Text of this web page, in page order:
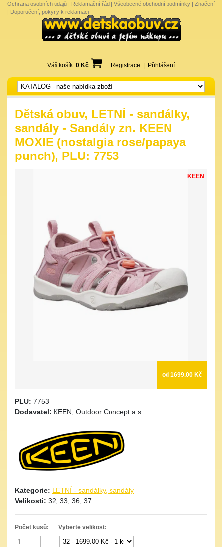
Ochrana osobních údajů | Reklamační řád | Všeobecné obchodní podmínky | Značení
| Doporučení, pokyny k reklamaci
Váš košík: 0 Kč Registrace Přihlášení
Dětská obuv, LETNÍ - sandálky,
sandály - Sandály zn. KEEN
MOXIE (nostalgia rose/papaya
punch), PLU: 7753
KEEN
od 1699.00 Kč
PLU: 7753
Dodavatel: KEEN, Outdoor Concept a.s.
Kategorie: LETNÍ - sandálky, sandály
Velikosti: 32, 33, 36, 37
Počet kusů: Vyberte velikost: